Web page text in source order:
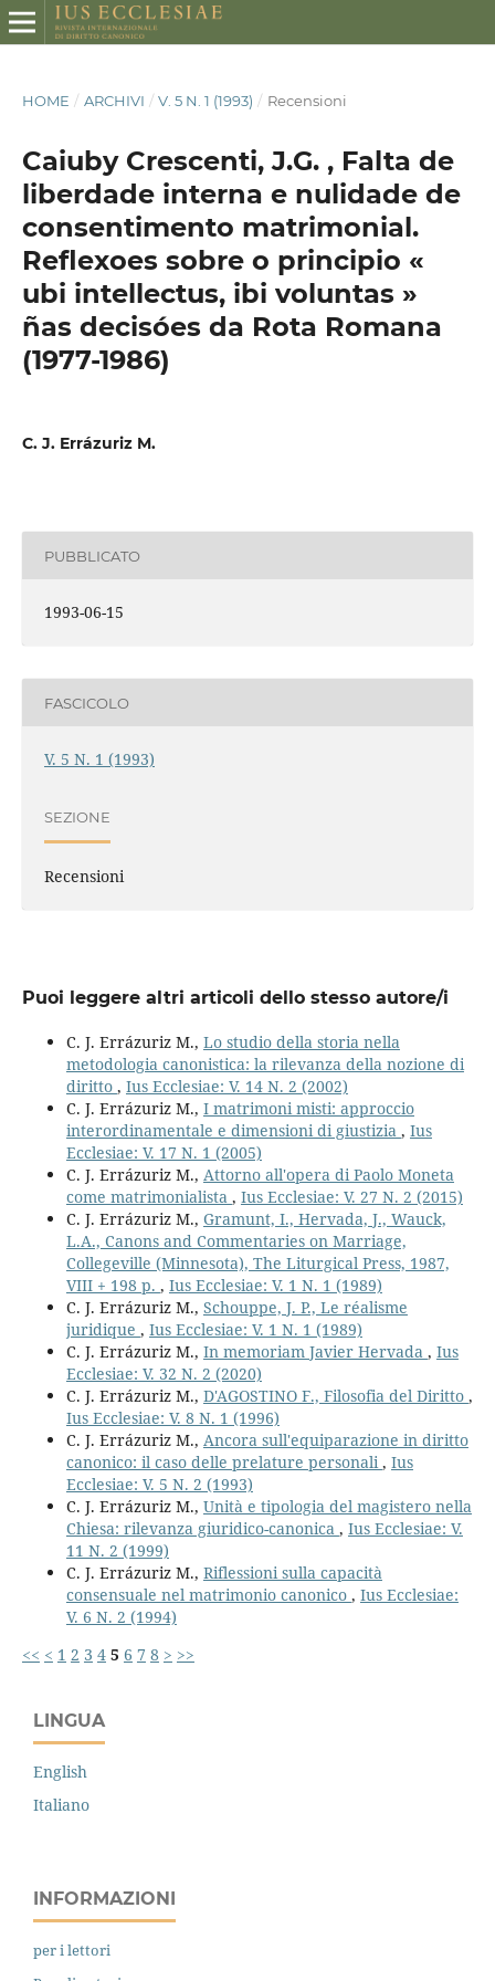
HOME / ARCHIVI / V. 5 N. 1 (1993) / Recensioni
Caiuby Crescenti, J.G. , Falta de
liberdade interna e nulidade de
consentimento matrimonial.
Reflexoes sobre o principio «
ubi intellectus, ibi voluntas »
ñas decisóes da Rota Romana
(1977-1986)
C. J. Errázuriz M.
PUBBLICATO
1993-06-15
FASCICOLO
V. 5 N. 1 (1993)
SEZIONE
Recensioni
Puoi leggere altri articoli dello stesso autore/i
C. J. Errázuriz M., Lo studio della storia nella
metodologia canonistica: la rilevanza della nozione di
diritto , Ius Ecclesiae: V. 14 N. 2 (2002)
C. J. Errázuriz M., I matrimoni misti: approccio
interordinamentale e dimensioni di giustizia , Ius
Ecclesiae: V. 17 N. 1 (2005)
C. J. Errázuriz M., Attorno all'opera di Paolo Moneta
come matrimonialista , Ius Ecclesiae: V. 27 N. 2 (2015)
C. J. Errázuriz M., Gramunt, I., Hervada, J., Wauck,
L.A., Canons and Commentaries on Marriage,
Collegeville (Minnesota), The Liturgical Press, 1987,
VIII + 198 p. , Ius Ecclesiae: V. 1 N. 1 (1989)
C. J. Errázuriz M., Schouppe, J. P., Le réalisme
juridique , Ius Ecclesiae: V. 1 N. 1 (1989)
C. J. Errázuriz M., In memoriam Javier Hervada , Ius
Ecclesiae: V. 32 N. 2 (2020)
C. J. Errázuriz M., D'AGOSTINO F., Filosofia del Diritto ,
Ius Ecclesiae: V. 8 N. 1 (1996)
C. J. Errázuriz M., Ancora sull'equiparazione in diritto
canonico: il caso delle prelature personali, Ius
Ecclesiae: V. 5 N. 2 (1993)
C. J. Errázuriz M., Unità e tipologia del magistero nella
Chiesa: rilevanza giuridico-canonica , Ius Ecclesiae: V.
11 N. 2 (1999)
C. J. Errázuriz M., Riflessioni sulla capacità
consensuale nel matrimonio canonico , Ius Ecclesiae:
V. 6 N. 2 (1994)
<< < 1 2 3 4 5 6 7 8 > >>
LINGUA
English
Italiano
INFORMAZIONI
per i lettori